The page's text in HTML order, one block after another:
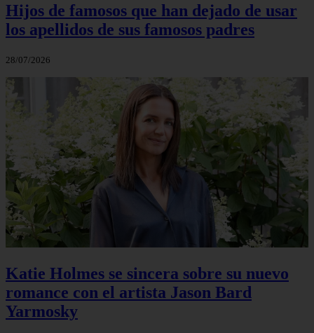
Hijos de famosos que han dejado de usar
los apellidos de sus famosos padres
28/07/2026
Katie Holmes se sincera sobre su nuevo
romance con el artista Jason Bard
Yarmosky